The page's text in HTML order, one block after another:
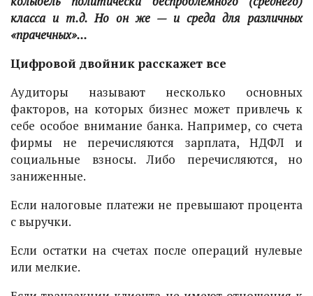
класса и т.д. Но он же — и среда для различных
«прачечных»...
Цифровой двойник расскажет все
Аудиторы называют несколько основных
факторов, на которых бизнес может привлечь к
себе особое внимание банка. Например, со счета
фирмы не перечисляются зарплата, НДФЛ и
социальные взносы. Либо перечисляются, но
заниженные.
Если налоговые платежи не превышают процента
с выручки.
Если остатки на счетах после операций нулевые
или мелкие.